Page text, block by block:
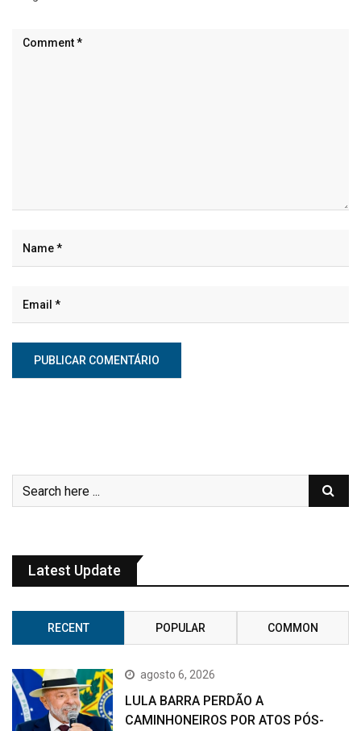
Latest Update
RECENT POPULAR COMMON
agosto 6, 2026
LULA BARRA PERDÃO A
CAMINHONEIROS POR ATOS PÓS-